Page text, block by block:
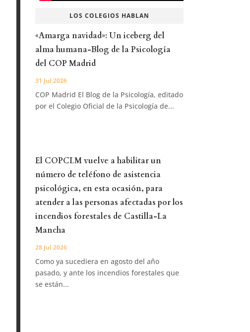
LOS COLEGIOS HABLAN
«Amarga navidad»: Un iceberg del
alma humana-Blog de la Psicología
del COP Madrid
31 Jul 2026
COP Madrid El Blog de la Psicología, editado
por el Colegio Oficial de la Psicología de...
El COPCLM vuelve a habilitar un
número de teléfono de asistencia
psicológica, en esta ocasión, para
atender a las personas afectadas por los
incendios forestales de Castilla-La
Mancha
28 Jul 2026
Como ya sucediera en agosto del año
pasado, y ante los incendios forestales que
se están...